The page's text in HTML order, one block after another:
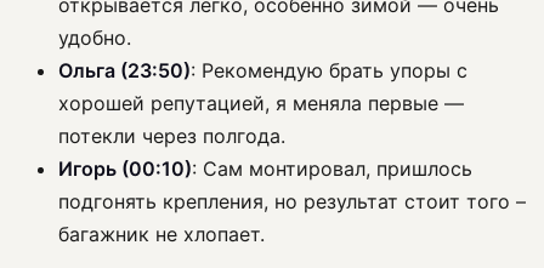
удобно.
Ольга (23:50): Рекомендую брать упоры с
хорошей репутацией, я меняла первые —
потекли через полгода.
Игорь (00:10): Сам монтировал, пришлось
подгонять крепления, но результат стоит того –
багажник не хлопает.